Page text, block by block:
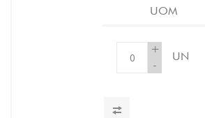
UOM
+
-
UN